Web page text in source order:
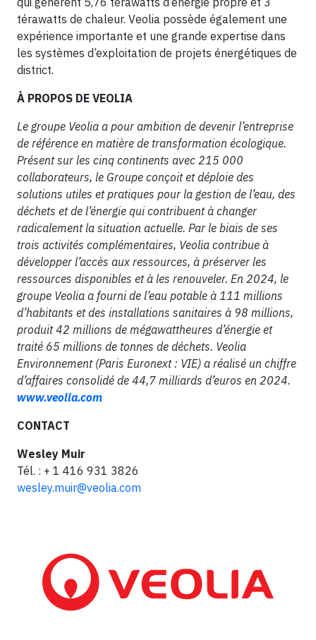
térawatts de chaleur. Veolia possède également une
expérience importante et une grande expertise dans
les systèmes d’exploitation de projets énergétiques de
district.
À PROPOS DE VEOLIA
Le groupe Veolia a pour ambition de devenir l’entreprise
de référence en matière de transformation écologique.
Présent sur les cinq continents avec 215 000
collaborateurs, le Groupe conçoit et déploie des
solutions utiles et pratiques pour la gestion de l’eau, des
déchets et de l’énergie qui contribuent à changer
radicalement la situation actuelle. Par le biais de ses
trois activités complémentaires, Veolia contribue à
développer l’accès aux ressources, à préserver les
ressources disponibles et à les renouveler. En 2024, le
groupe Veolia a fourni de l’eau potable à 111 millions
d’habitants et des installations sanitaires à 98 millions,
produit 42 millions de mégawattheures d’énergie et
traité 65 millions de tonnes de déchets. Veolia
Environnement (Paris Euronext : VIE) a réalisé un chiffre
d’affaires consolidé de 44,7 milliards d’euros en 2024.
www.veolia.com
CONTACT
Wesley Muir
Tél. : + 1 416 931 3826
wesley.muir@veolia.com